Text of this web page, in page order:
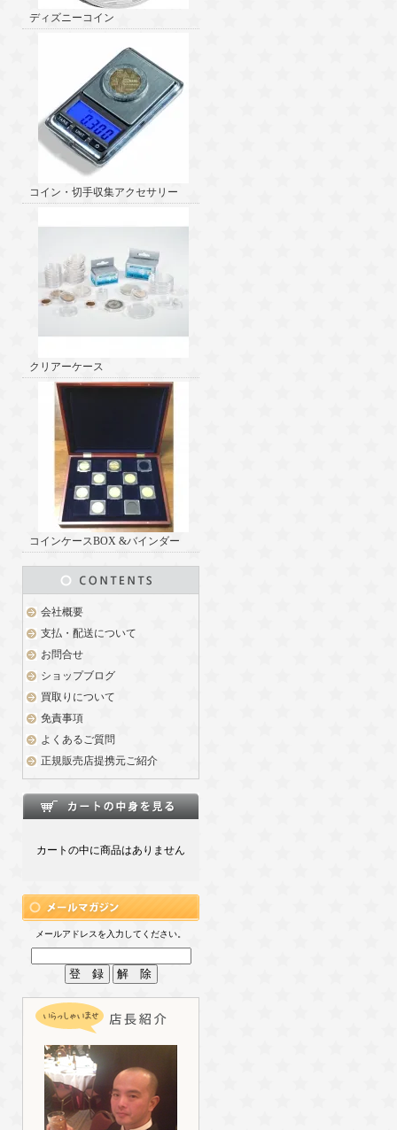
ディズニーコイン
コイン・切手収集アクセサリー
クリアーケース
コインケースBOX &バインダー
会社概要
支払・配送について
お問合せ
ショップブログ
買取りについて
免責事項
よくあるご質問
正規販売店提携元ご紹介
カートの中に商品はありません
メールアドレスを入力してください。